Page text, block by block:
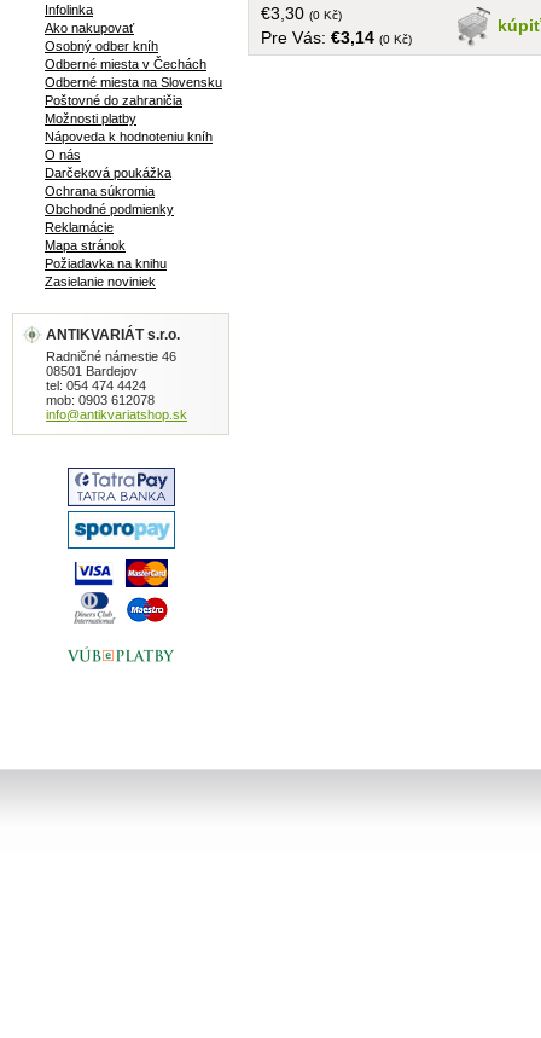
kúpiť
€3,30 (0 Kč)
Pre Vás: €3,14 (0 Kč)
Infolinka
Ako nakupovať
Osobný odber kníh
Odberné miesta v Čechách
Odberné miesta na Slovensku
Poštovné do zahraničia
Možnosti platby
Nápoveda k hodnoteniu kníh
O nás
Darčeková poukážka
Ochrana súkromia
Obchodné podmienky
Reklamácie
Mapa stránok
Požiadavka na knihu
Zasielanie noviniek
ANTIKVARIÁT s.r.o.
Radničné námestie 46
08501 Bardejov
tel: 054 474 4424
mob: 0903 612078
info@antikvariatshop.sk